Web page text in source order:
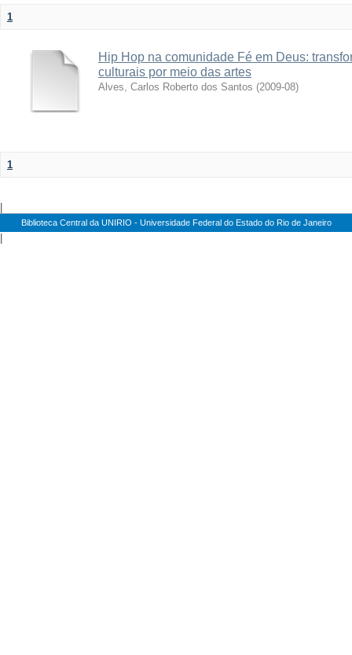
1
Hip Hop na comunidade Fé em Deus:
culturais por meio das artes
Alves, Carlos Roberto dos Santos (2009-08)
1
Biblioteca Central da UNIRIO - Universidade Federal do Estado do Rio de Janeiro